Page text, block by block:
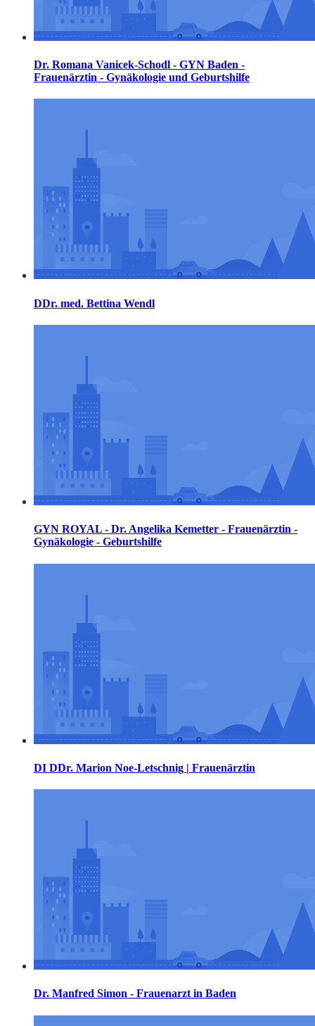
Dr. Romana Vanicek-Schodl - GYN Baden -
Frauenärztin - Gynäkologie und Geburtshilfe
DDr. med. Bettina Wendl
GYN ROYAL - Dr. Angelika Kemetter - Frauenärztin -
Gynäkologie - Geburtshilfe
DI DDr. Marion Noe-Letschnig | Frauenärztin
Dr. Manfred Simon - Frauenarzt in Baden